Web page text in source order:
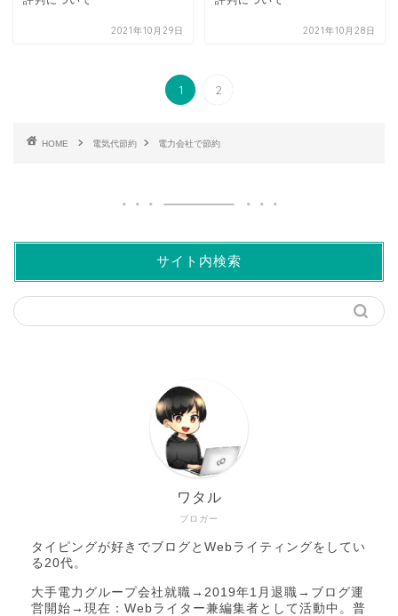
2021年10月29日 2021年10月28日
1 2
HOME 電気代節約 電力会社で節約
サイト内検索
ブロガー
ワタル
タイピングが好きでブログとWebライティングをしてい
る20代。
大手電力グループ会社就職→2019年1月退職→ブログ運
営開始→現在：Webライター兼編集者として活動中。普